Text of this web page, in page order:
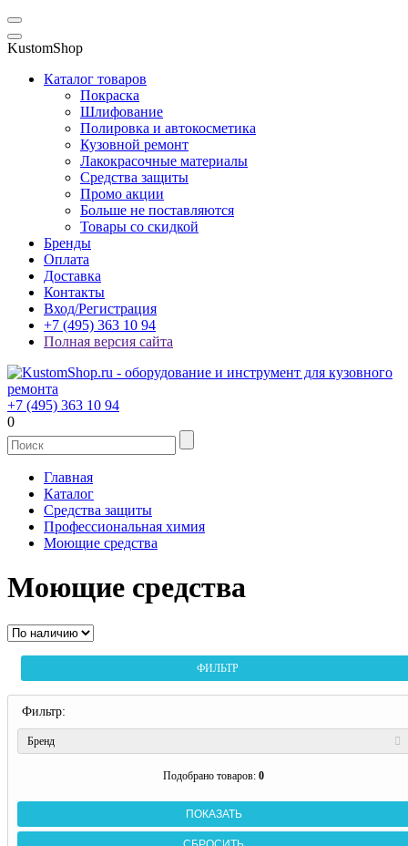
KustomShop
Каталог товаров
Покраска
Шлифование
Полировка и автокосметика
Кузовной ремонт
Лакокрасочные материалы
Средства защиты
Промо акции
Больше не поставляются
Товары со скидкой
Бренды
Оплата
Доставка
Контакты
Вход/Регистрация
+7 (495) 363 10 94
Полная версия сайта
+7 (495) 363 10 94
0
Главная
Каталог
Средства защиты
Профессиональная химия
Моющие средства
Моющие средства
ФИЛЬТР
Фильтр:
Бренд
Подобрано товаров:0